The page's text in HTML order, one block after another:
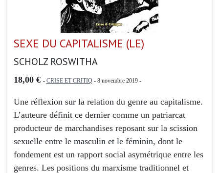
SEXE DU CAPITALISME (LE)
SCHOLZ ROSWITHA
18,00 € - CRISE ET CRITIQ- 8 novembre 2019 -
Une réflexion sur la relation du genre au capitalisme.
L’auteure définit ce dernier comme un patriarcat
producteur de marchandises reposant sur la scission
sexuelle entre le masculin et le féminin, dont le
fondement est un rapport social asymétrique entre les
genres. Les positions du marxisme traditionnel et